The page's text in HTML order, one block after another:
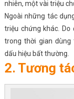
nhiên, một vài triệu
Ngoài những tác
triệu chứng khác. Do
trong thời gian dùng
dấu hiệu bất thường.
2. Tương